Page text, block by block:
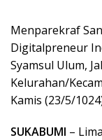
Menparekraf
Digitalpreneur
Syamsul Ulum,
Kelurahan/
Kamis (23/5/
SUKABUMI –